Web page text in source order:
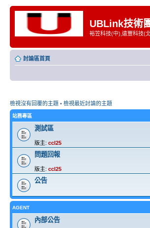
UBLink技術
裕笠科技(中),遠豐科技(
討論區首頁
檢視沒有回覆的主題 • 檢視最近討論的主題
站務專區
測試區
版主: ccl25
問題回報
版主: ccl25
公告
AGENT
內部公告